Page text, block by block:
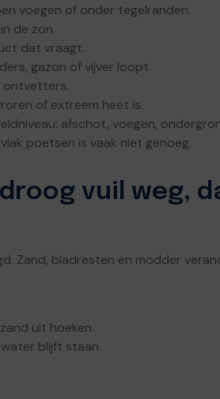
voegen of onder tegelranden.
de zon.
dat vraagt.
gazon of vijver loopt.
ontvetters.
of extreem heet is.
afschot, voegen,
poetsen is vaak niet genoeg.
vuil weg,
Zand, bladresten en modder
uit hoeken.
blijft staan.